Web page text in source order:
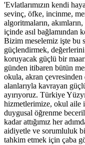
'Evlatlarımızın kendi
sevinç, öfke, incinme,
algoritmaların,
içinde asıl bağlamından
Bizim meselemiz işte bu
güçlendirmek,
koruyacak güçlü bir
günden itibaren bütün
okula, akran
alanlarıyla kavrayan
ayırıyoruz. Türkiye
hizmetlerimize, okul aile
duygusal öğrenme
kadar attığımız her
aidiyetle ve sorumluluk
tahkim etmek için çaba